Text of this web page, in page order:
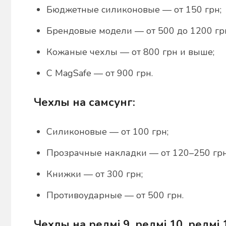
Бюджетные силиконовые — от 150 грн;
Брендовые модели — от 500 до 1200
Кожаные чехлы — от 800 грн и выше;
С MagSafe — от 900 грн.
Чехлы на самсунг:
Силиконовые — от 100 грн;
Прозрачные накладки — от 120–250
Книжки — от 300 грн;
Противоударные — от 500 грн.